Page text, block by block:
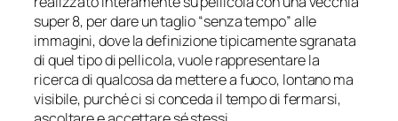
super 8, per dare un taglio “senza tempo” alle
immagini, dove la definizione tipicamente sgranata
di quel tipo di pellicola, vuole rappresentare la
ricerca di qualcosa da mettere a fuoco, lontano ma
visibile, purché ci si conceda il tempo di fermarsi,